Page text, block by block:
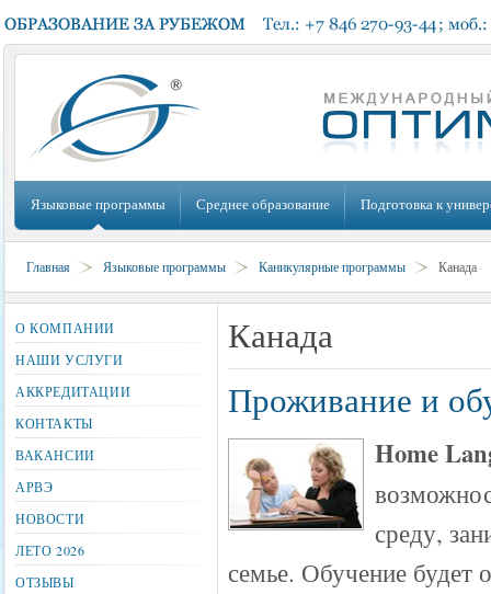
Языковые программы Среднее образование Подготовка к
Главная Языковые программы Каникулярные программы Канада
Канада
Проживание и
Home
среду,
семье. Обучение будет
О КОМПАНИИ
НАШИ УСЛУГИ
АККРЕДИТАЦИИ
КОНТАКТЫ
ВАКАНСИИ
АРВЭ
НОВОСТИ
ЛЕТО 2026
ОТЗЫВЫ